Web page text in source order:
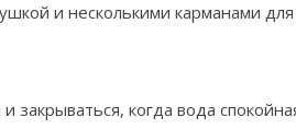
и несколькими карманами
когда вода